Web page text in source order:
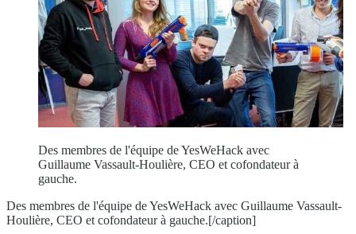
Des membres de l'équipe de YesWeHack avec
Guillaume Vassault-Houlière, CEO et cofondateur à
gauche.
Des membres de l'équipe de YesWeHack avec Guillaume Vassault-
Houlière, CEO et cofondateur à gauche.[/caption]